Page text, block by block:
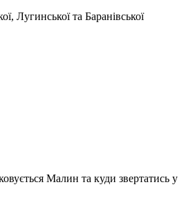
Лугинської та Баранівської
Малин та куди звертатись у